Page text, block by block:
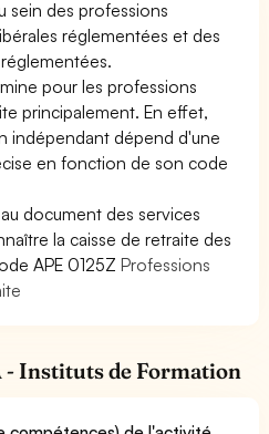
sein des professions
réglementées et des
pour les professions
principalement. En effet,
indépendant dépend d'une
en fonction de son code
document des services
la caisse de retraite des
APE 0125ZProfessions
- Instituts de Formation